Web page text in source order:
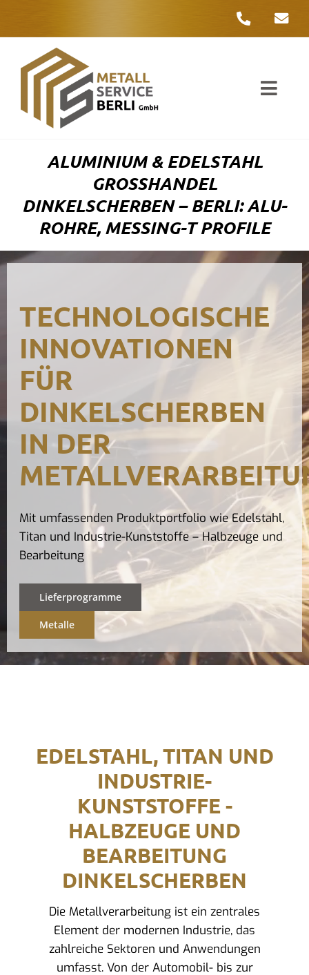
ALUMINIUM & EDELSTAHL
GROSSHANDEL D
INKELSCHERBEN – BERLI: ALU-R
OHRE, MESSING-T PROFILE
TECHNOLOGISCHE
INNOVATIONEN
FÜR
DINKELSCHERBEN
IN DER
Mit umfassenden Produktportfolio wie Edelstahl,
Titan und Industrie-Kunststoffe – Halbzeuge und
Bearbeitung
Lieferprogramme
Metalle
EDELSTAHL, TITAN UND
INDUSTRIE-
KUNSTSTOFFE -
HALBZEUGE UND
BEARBEITUNG
DINKELSCHERBEN
Die Metallverarbeitung ist ein zentrales
Element der modernen Industrie, das
zahlreiche Sektoren und Anwendungen
umfasst. Von der Automobil- bis zur